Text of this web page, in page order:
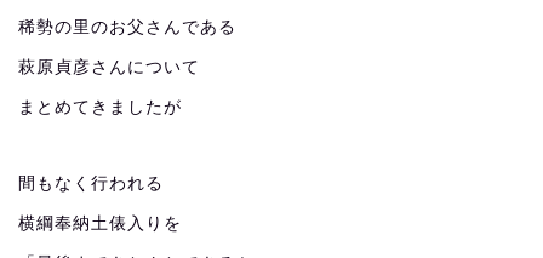
稀勢の里のお父さんである
萩原貞彦さんについて
まとめてきましたが
間もなく行われる
横綱奉納土俵入りを